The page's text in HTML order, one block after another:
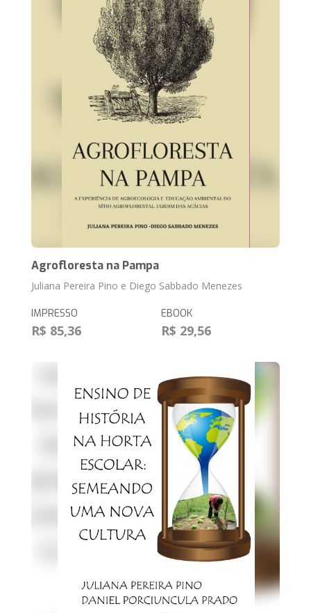
Agrofloresta na Pampa
Juliana Pereira Pino e Diego Sabbado Menezes
IMPRESSO
R$ 85,36
EBOOK
R$ 29,56